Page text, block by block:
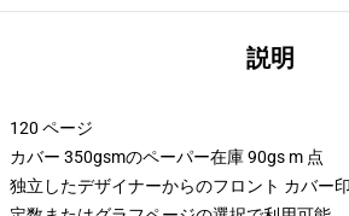
説明
120 ページ
カバー 350gsmのペーパー在庫 90gs m 点
独立したデザイナーからのフロント カバー